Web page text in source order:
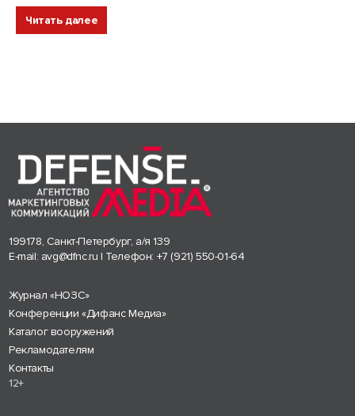
Читать далее
199178, Санкт-Петербург, а/я 139
E-mail: avg@dfnc.ru | Телефон: +7 (921) 550-01-64
Журнал «НОЗС»
Конференции «Дифанс Медиа»
Каталог вооружений
Рекламодателям
Контакты
12+